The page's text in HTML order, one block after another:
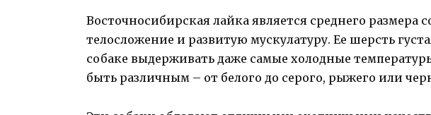
Восточносибирская лайка является среднего размера
телосложение и развитую мускулатуру. Ее шерсть
собаке выдерживать даже самые холодные
быть различным – от белого до серого, рыжего или